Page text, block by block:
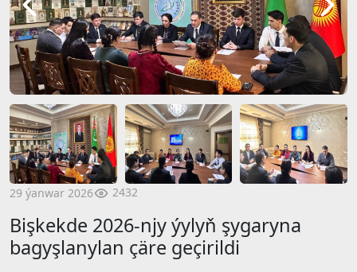
29 ýanwar 2026 2432
Bişkekde 2026-njy ýylyň şygaryna
bagyşlanylan çäre geçirildi